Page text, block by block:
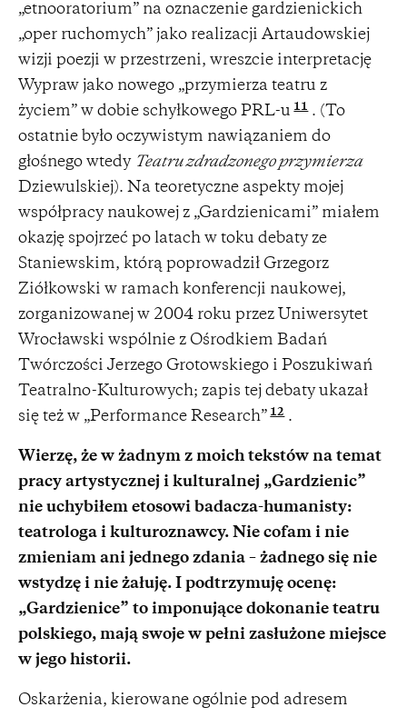
„etnooratorium” na oznaczenie gardzienickich
„oper ruchomych” jako realizacji Artaudowskiej
wizji poezji w przestrzeni, wreszcie interpretację
Wypraw jako nowego „przymierza teatru z
życiem” w dobie schyłkowego PRL-u 11 . (To
ostatnie było oczywistym nawiązaniem do
głośnego wtedy Teatru zdradzonego przymierza
Dziewulskiej). Na teoretyczne aspekty mojej
współpracy naukowej z „Gardzienicami” miałem
okazję spojrzeć po latach w toku debaty ze
Staniewskim, którą poprowadził Grzegorz
Ziółkowski w ramach konferencji naukowej,
zorganizowanej w 2004 roku przez Uniwersytet
Wrocławski wspólnie z Ośrodkiem Badań
Twórczości Jerzego Grotowskiego i Poszukiwań
Teatralno-Kulturowych; zapis tej debaty ukazał
się też w „Performance Research” 12 .
Wierzę, że w żadnym z moich tekstów na temat
pracy artystycznej i kulturalnej „Gardzienic”
nie uchybiłem etosowi badacza-humanisty:
teatrologa i kulturoznawcy. Nie cofam i nie
zmieniam ani jednego zdania – żadnego się nie
wstydzę i nie żałuję. I podtrzymuję ocenę:
„Gardzienice” to imponujące dokonanie teatru
polskiego, mają swoje w pełni zasłużone miejsce
w jego historii.
Oskarżenia, kierowane ogólnie pod adresem